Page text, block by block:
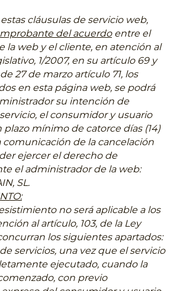
cláusulas de servicio web,
del acuerdoentre el
la web y el cliente, en atención al
1/2007, en su artículo 69 y
de 27 de marzo artículo 71, los
en esta página web, se podrá
su intención de
el consumidor y usuario
mínimo de catorce días (14)
comunicación de la cancelación
ejercer el derecho de
el administrador de la web:
SL.
no será aplicable a los
al artículo, 103, de la Ley
los siguientes apartados:
servicios, una vez que el servicio
ejecutado, cuando la
con previo